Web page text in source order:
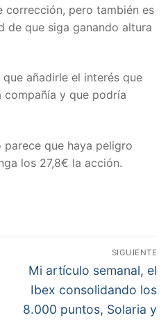
corrección, pero también es
de que siga ganando altura
añadirle el interés que
compañía y que podría
que haya peligro
los 27,8€ la acción.
SIGUIENTE
Entrada
siguiente:
Mi artículo semanal, el
Ibex consolidando los
8.000 puntos, Solaria y